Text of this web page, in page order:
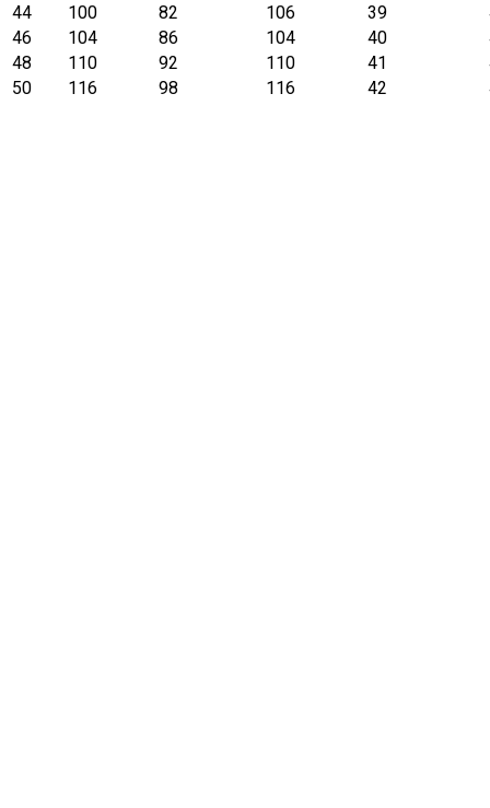
44
100 82 106 39
46
104 86 104 40
48
110 92 110 41
50
116 98 116 42